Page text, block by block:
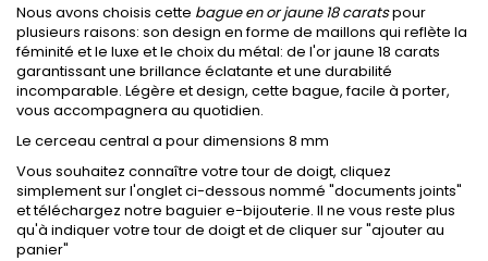
Nous avons choisis cette bague en or jaune 18 caratspour
plusieurs raisons: son design en forme de maillons qui reflète la
féminité et le luxe et le choix du métal: de l'or jaune 18 carats
garantissant une brillance éclatante et une durabilité
incomparable. Légère et design, cette bague, facile à porter,
vous accompagnera au quotidien.
Le cerceau central a pour dimensions 8 mm
Vous souhaitez connaître votre tour de doigt, cliquez
simplement sur l'onglet ci-dessous nommé "documents joints"
et téléchargez notre baguier e-bijouterie. Il ne vous reste plus
qu'à indiquer votre tour de doigt et de cliquer sur "ajouter au
panier"